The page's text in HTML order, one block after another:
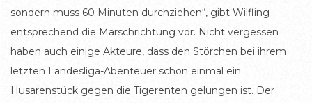
sondern muss 60 Minuten durchziehen“, gibt Wilfling
entsprechend die Marschrichtung vor. Nicht vergessen
haben auch einige Akteure, dass den Störchen bei ihrem
letzten Landesliga-Abenteuer schon einmal ein
Husarenstück gegen die Tigerenten gelungen ist. Der